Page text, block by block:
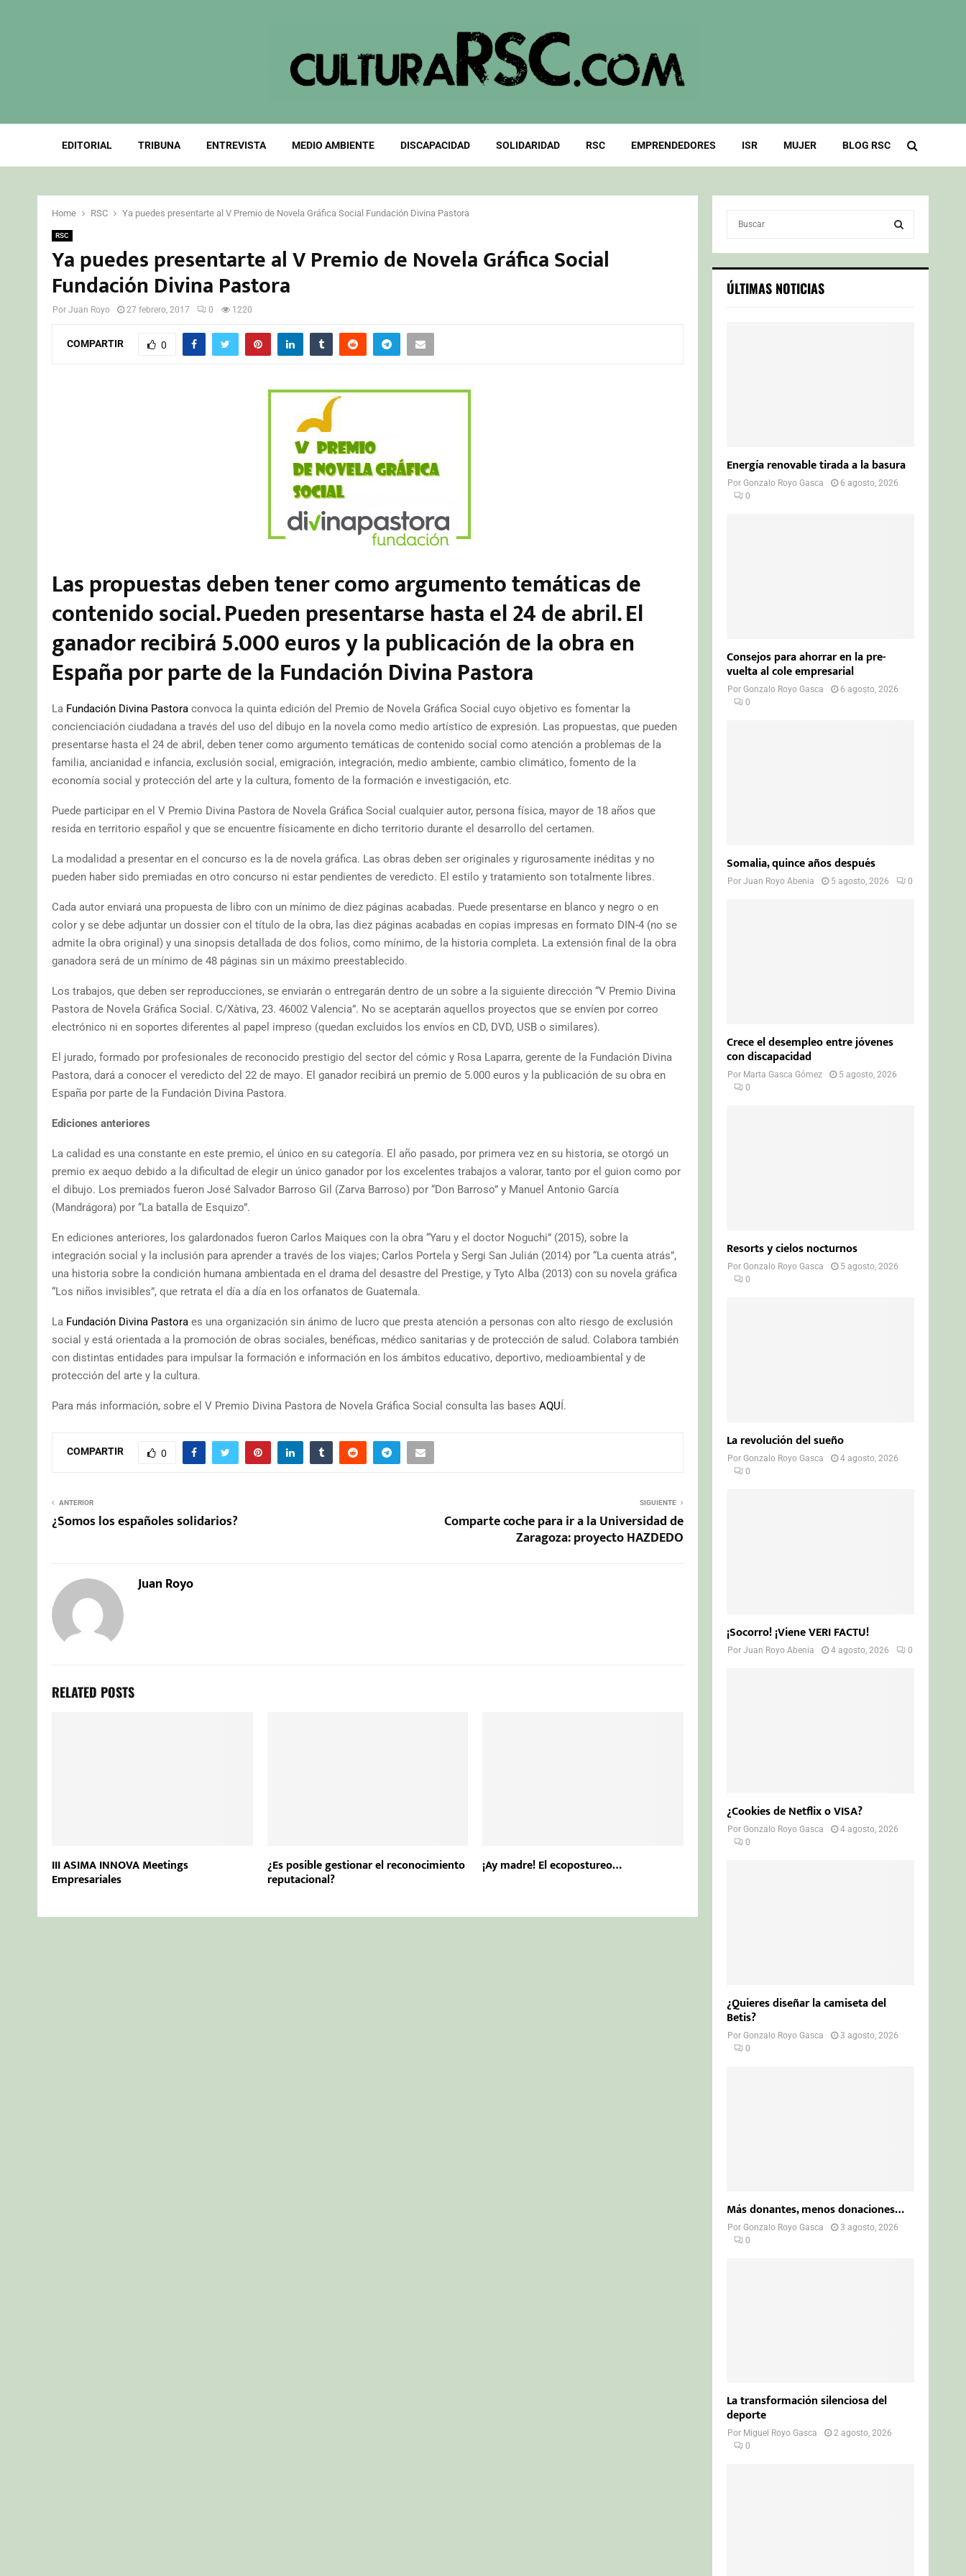
EDITORIAL TRIBUNA ENTREVISTA MEDIO AMBIENTE DISCAPACIDAD SOLIDARIDAD RSC EMPRENDEDORES ISR MUJER BLOG RSC
Home RSC Ya puedes presentarte al V Premio de Novela Gráfica Social Fundación Divina Pastora
RSC
Ya puedes presentarte al V Premio de Novela Gráfica Social
Fundación Divina Pastora
Por Juan Royo 27 febrero, 2017 0 1220
COMPARTIR 0
Las propuestas deben tener como argumento temáticas de
contenido social. Pueden presentarse hasta el 24 de abril. El
ganador recibirá 5.000 euros y la publicación de la obra en
España por parte de la Fundación Divina Pastora
La Fundación Divina Pastora convoca la quinta edición del Premio de Novela Gráfica Social cuyo objetivo es fomentar la
concienciación ciudadana a través del uso del dibujo en la novela como medio artístico de expresión. Las propuestas, que pueden
presentarse hasta el 24 de abril, deben tener como argumento temáticas de contenido social como atención a problemas de la
familia, ancianidad e infancia, exclusión social, emigración, integración, medio ambiente, cambio climático, fomento de la
economía social y protección del arte y la cultura, fomento de la formación e investigación, etc.
Puede participar en el V Premio Divina Pastora de Novela Gráfica Social cualquier autor, persona física, mayor de 18 años que
resida en territorio español y que se encuentre físicamente en dicho territorio durante el desarrollo del certamen.
La modalidad a presentar en el concurso es la de novela gráfica. Las obras deben ser originales y rigurosamente inéditas y no
pueden haber sido premiadas en otro concurso ni estar pendientes de veredicto. El estilo y tratamiento son totalmente libres.
Cada autor enviará una propuesta de libro con un mínimo de diez páginas acabadas. Puede presentarse en blanco y negro o en
color y se debe adjuntar un dossier con el título de la obra, las diez páginas acabadas en copias impresas en formato DIN-4 (no se
admite la obra original) y una sinopsis detallada de dos folios, como mínimo, de la historia completa. La extensión final de la obra
ganadora será de un mínimo de 48 páginas sin un máximo preestablecido.
Los trabajos, que deben ser reproducciones, se enviarán o entregarán dentro de un sobre a la siguiente dirección “V Premio Divina
Pastora de Novela Gráfica Social. C/Xàtiva, 23. 46002 Valencia”. No se aceptarán aquellos proyectos que se envíen por correo
electrónico ni en soportes diferentes al papel impreso (quedan excluidos los envíos en CD, DVD, USB o similares).
El jurado, formado por profesionales de reconocido prestigio del sector del cómic y Rosa Laparra, gerente de la Fundación Divina
Pastora, dará a conocer el veredicto del 22 de mayo. El ganador recibirá un premio de 5.000 euros y la publicación de su obra en
España por parte de la Fundación Divina Pastora.
Ediciones anteriores
La calidad es una constante en este premio, el único en su categoría. El año pasado, por primera vez en su historia, se otorgó un
premio ex aequo debido a la dificultad de elegir un único ganador por los excelentes trabajos a valorar, tanto por el guion como por
el dibujo. Los premiados fueron José Salvador Barroso Gil (Zarva Barroso) por “Don Barroso” y Manuel Antonio García
(Mandrágora) por “La batalla de Esquizo”.
En ediciones anteriores, los galardonados fueron Carlos Maiques con la obra “Yaru y el doctor Noguchi” (2015), sobre la
integración social y la inclusión para aprender a través de los viajes; Carlos Portela y Sergi San Julián (2014) por “La cuenta atrás”,
una historia sobre la condición humana ambientada en el drama del desastre del Prestige, y Tyto Alba (2013) con su novela gráfica
“Los niños invisibles”, que retrata el día a día en los orfanatos de Guatemala.
La Fundación Divina Pastora es una organización sin ánimo de lucro que presta atención a personas con alto riesgo de exclusión
social y está orientada a la promoción de obras sociales, benéficas, médico sanitarias y de protección de salud. Colabora también
con distintas entidades para impulsar la formación e información en los ámbitos educativo, deportivo, medioambiental y de
protección del arte y la cultura.
Para más información, sobre el V Premio Divina Pastora de Novela Gráfica Social consulta las bases AQUÍ.
COMPARTIR 0
ANTERIOR
¿Somos los españoles solidarios?
SIGUIENTE
Comparte coche para ir a la Universidad de
Zaragoza: proyecto HAZDEDO
Juan Royo
RELATED POSTS
III ASIMA INNOVA Meetings
Empresariales
¿Es posible gestionar el reconocimiento
reputacional?
¡Ay madre! El ecopostureo…
c
h
S
ÚLTIMAS NOTICIAS
Energía renovable tirada a la basura
PorGonzalo Royo Gasca
6 agosto, 2026
0
Consejos para ahorrar en la pre-
vuelta al cole empresarial
PorGonzalo Royo Gasca
6 agosto, 2026
0
Somalia, quince años después
PorJuan Royo Abenia 5 agosto, 2026 0
Crece el desempleo entre jóvenes
con discapacidad
Por Marta Gasca Gómez
5 agosto, 2026
0
Resorts y cielos nocturnos
PorGonzalo Royo Gasca
5 agosto, 2026
0
La revolución del sueño
PorGonzalo Royo Gasca
4 agosto, 2026
0
¡Socorro! ¡Viene VERI FACTU!
PorJuan Royo Abenia 4 agosto, 2026 0
¿Cookies de Netflix o VISA?
PorGonzalo Royo Gasca
4 agosto, 2026
0
¿Quieres diseñar la camiseta del
Betis?
PorGonzalo Royo Gasca
3 agosto, 2026
0
Más donantes, menos donaciones…
PorGonzalo Royo Gasca
3 agosto, 2026
0
La transformación silenciosa del
deporte
Por Miguel Royo Gasca
2 agosto, 2026
0